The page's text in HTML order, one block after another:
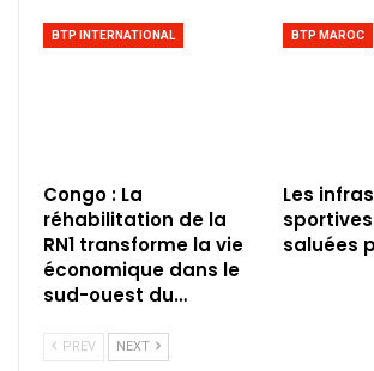
BTP INTERNATIONAL
Congo : La
réhabilitation de la
RN1 transforme la vie
économique dans le
sud-ouest du…
BTP MAROC
Les
saluées
PREV NEXT